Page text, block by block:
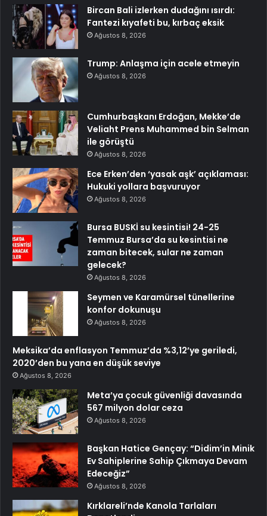
Bircan Bali izlerken dudağını ısırdı:
Fantezi kıyafeti bu, kırbaç eksik
Ağustos 8, 2026
Trump: Anlaşma için acele etmeyin
Ağustos 8, 2026
Cumhurbaşkanı Erdoğan, Mekke’de
Veliaht Prens Muhammed bin Selman
ile görüştü
Ağustos 8, 2026
Ece Erken’den ‘yasak aşk’ açıklaması:
Hukuki yollara başvuruyor
Ağustos 8, 2026
Bursa BUSKİ su kesintisi! 24-25
Temmuz Bursa’da su kesintisi ne
zaman bitecek, sular ne zaman
gelecek?
Ağustos 8, 2026
Seymen ve Karamürsel tünellerine
konfor dokunuşu
Ağustos 8, 2026
Meksika’da enflasyon Temmuz’da %3,12’ye geriledi,
2020’den bu yana en düşük seviye
Ağustos 8, 2026
Meta’ya çocuk güvenliği davasında
567 milyon dolar ceza
Ağustos 8, 2026
Başkan Hatice Gençay: “Didim’in Minik
Ev Sahiplerine Sahip Çıkmaya Devam
Edeceğiz”
Ağustos 8, 2026
Kırklareli’nde Kanola Tarlaları